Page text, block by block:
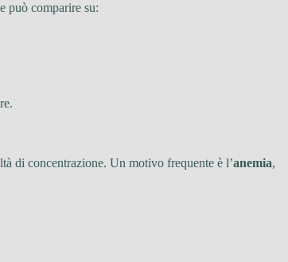
può comparire su:
di concentrazione. Un motivo frequente è l’anemia,